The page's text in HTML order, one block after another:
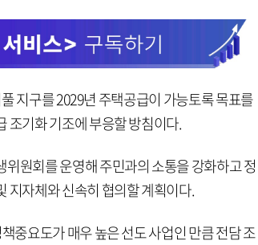
지구를 2029년 주택공급이 가능토록 목표를
조기화 기조에 부응할 방침이다.
원회를 운영해 주민과의 소통을 강화하고 정
지자체와 신속히 협의할 계획이다.
중요도가 매우 높은 선도 사업인 만큼 전담 조